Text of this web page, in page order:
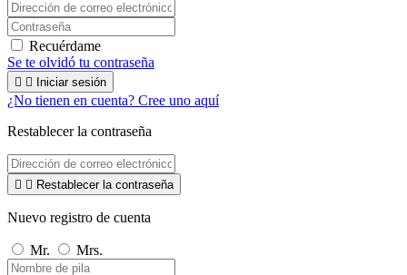
Recuérdame
Se te olvidó tu contraseña
  Iniciar sesión
¿No tienen en cuenta? Cree uno aquí
Restablecer la contraseña
  Restablecer la contraseña
Nuevo registro de cuenta
Mr. Mrs.